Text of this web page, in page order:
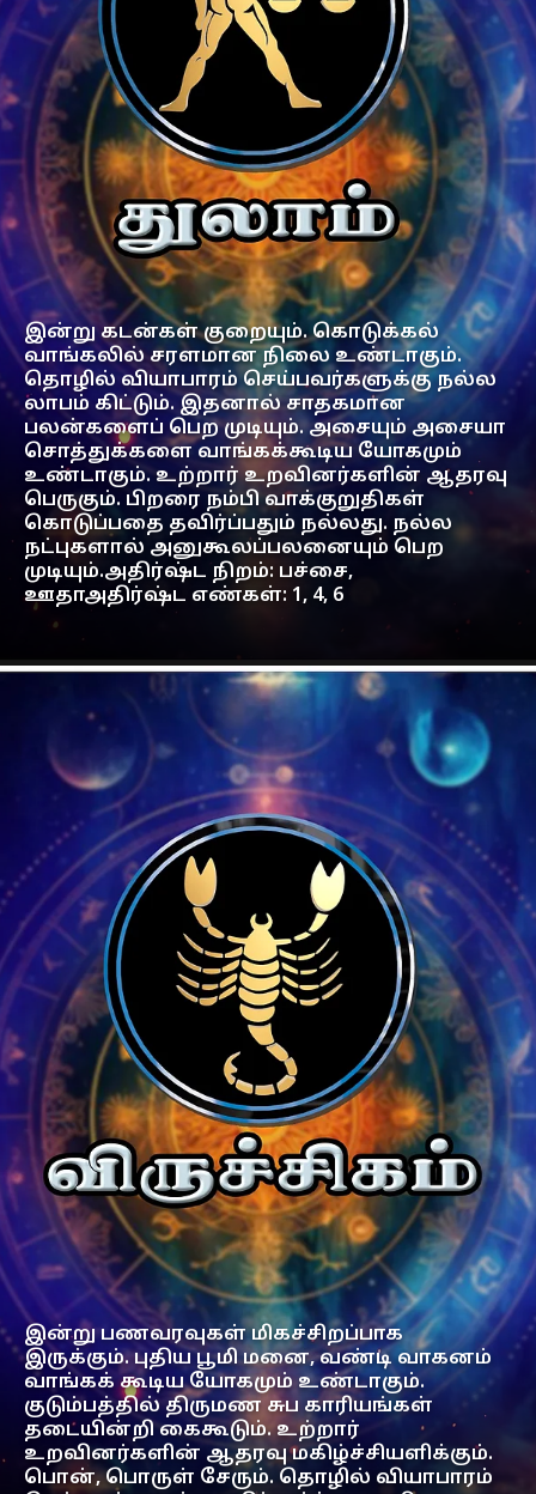
இன்று கடன்கள் குறையும். கொடுக்கல்
வாங்கலில் சரளமான நிலை உண்டாகும்.
தொழில் வியாபாரம் செய்பவர்களுக்கு நல்ல
லாபம் கிட்டும். இதனால் சாதகமான
பலன்களைப் பெற முடியும். அசையும் அசையா
சொத்துக்களை வாங்கக்கூடிய யோகமும்
உண்டாகும். உற்றார் உறவினர்களின் ஆதரவு
பெருகும். பிறரை நம்பி வாக்குறுதிகள்
கொடுப்பதை தவிர்ப்பதும் நல்லது. நல்ல
நட்புகளால் அனுகூலப்பலனையும் பெற
முடியும்.அதிர்ஷ்ட நிறம்: பச்சை,
ஊதாஅதிர்ஷ்ட எண்கள்: 1, 4, 6
இன்று பணவரவுகள் மிகச்சிறப்பாக
இருக்கும். புதிய பூமி மனை, வண்டி வாகனம்
வாங்கக் கூடிய யோகமும் உண்டாகும்.
குடும்பத்தில் திருமண சுப காரியங்கள்
தடையின்றி கைகூடும். உற்றார்
உறவினர்களின் ஆதரவு மகிழ்ச்சியளிக்கும்.
பொன், பொருள் சேரும். தொழில் வியாபாரம்